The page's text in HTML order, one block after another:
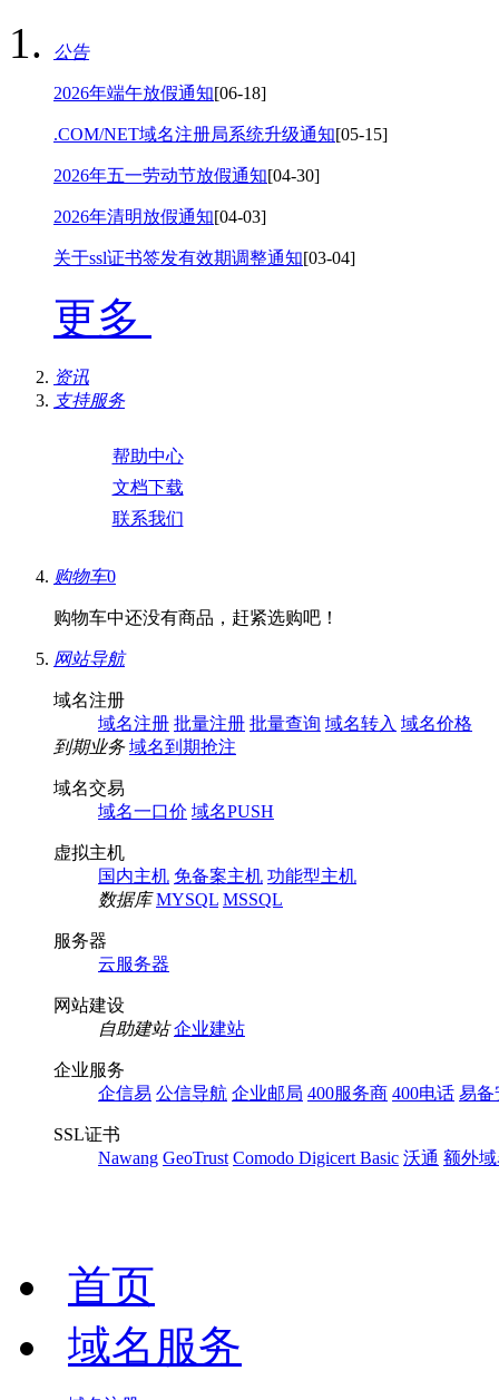
公告
2026年端午放假通知[06-18]
.COM/NET域名注册局系统升级通知[05-15]
2026年五一劳动节放假通知[04-30]
2026年清明放假通知[04-03]
关于ssl证书签发有效期调整通知[03-04]
更多
资讯
支持服务
帮助中心
文档下载
联系我们
购物车0
购物车中还没有商品，赶紧选购吧！
网站导航
域名注册
域名注册 批量注册 批量查询 域名转入 域名价格
到期业务 域名到期抢注
域名交易
域名一口价 域名PUSH
虚拟主机
国内主机 免备案主机 功能型主机
数据库 MYSQL MSSQL
服务器
云服务器
网站建设
自助建站 企业建站
企业服务
企信易 公信导航 企业邮局 400服务商 400电话 易备
SSL证书
Nawang GeoTrust Comodo Digicert Basic 沃通 额外
首页
域名服务